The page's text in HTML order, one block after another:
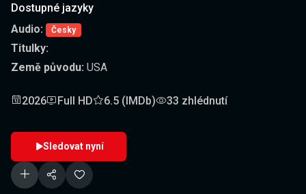
Dostupné jazyky
Audio:
Česky
Titulky:
Země původu: USA
2026 Full HD 6.5 (IMDb) 33 zhlédnutí
Sledovat nyní